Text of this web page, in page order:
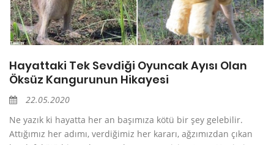
Hayattaki Tek Sevdiği Oyuncak Ayısı Olan
Öksüz Kangurunun Hikayesi
22.05.2020
Ne yazık ki hayatta her an başımıza kötü bir şey gelebilir.
Attığımız her adımı, verdiğimiz her kararı, ağzımızdan çıkan